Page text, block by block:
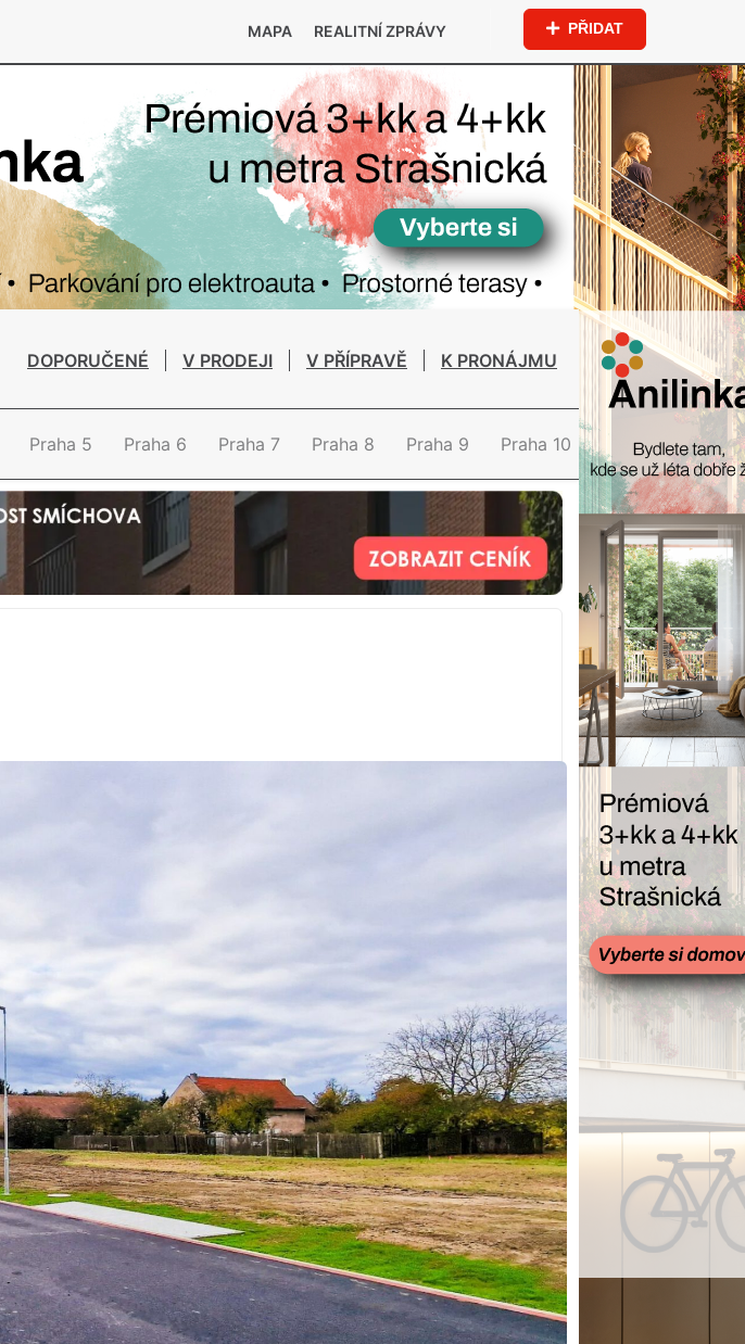
MAPA REALITNÍ ZPRÁVY PŘIDAT
DOPORUČENÉ V PRODEJI V PŘÍPRAVĚ K PRONÁJMU
Praha 5 Praha 6 Praha 7 Praha 8 Praha 9 Praha 10